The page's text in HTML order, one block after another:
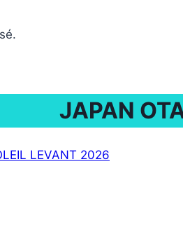
JAPAN
LEVANT 2026